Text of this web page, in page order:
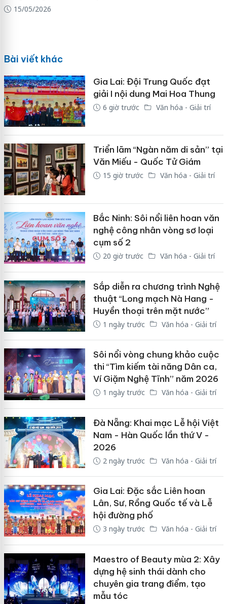
15/05/2026
Bài viết khác
Gia Lai: Đội Trung Quốc đạt
giải I nội dung Mai Hoa Thung
6 giờ trước Văn hóa - Giải trí
Triển lãm “Ngàn năm di sản” tại
Văn Miếu - Quốc Tử Giám
15 giờ trước Văn hóa - Giải trí
Bắc Ninh: Sôi nổi liên hoan văn
nghệ công nhân vòng sơ loại
cụm số 2
20 giờ trước Văn hóa - Giải trí
Sắp diễn ra chương trình Nghệ
thuật “Long mạch Nà Hang -
Huyền thoại trên mặt nước”
1 ngày trước Văn hóa - Giải trí
Sôi nổi vòng chung khảo cuộc
thi “Tìm kiếm tài năng Dân ca,
Ví Giặm Nghệ Tĩnh” năm 2026
1 ngày trước Văn hóa - Giải trí
Đà Nẵng: Khai mạc Lễ hội Việt
Nam - Hàn Quốc lần thứ V -
2026
2 ngày trước Văn hóa - Giải trí
Gia Lai: Đặc sắc Liên hoan
Lân, Sư, Rồng Quốc tế và Lễ
hội đường phố
3 ngày trước Văn hóa - Giải trí
Maestro of Beauty mùa 2: Xây
dựng hệ sinh thái dành cho
chuyên gia trang điểm, tạo
mẫu tóc